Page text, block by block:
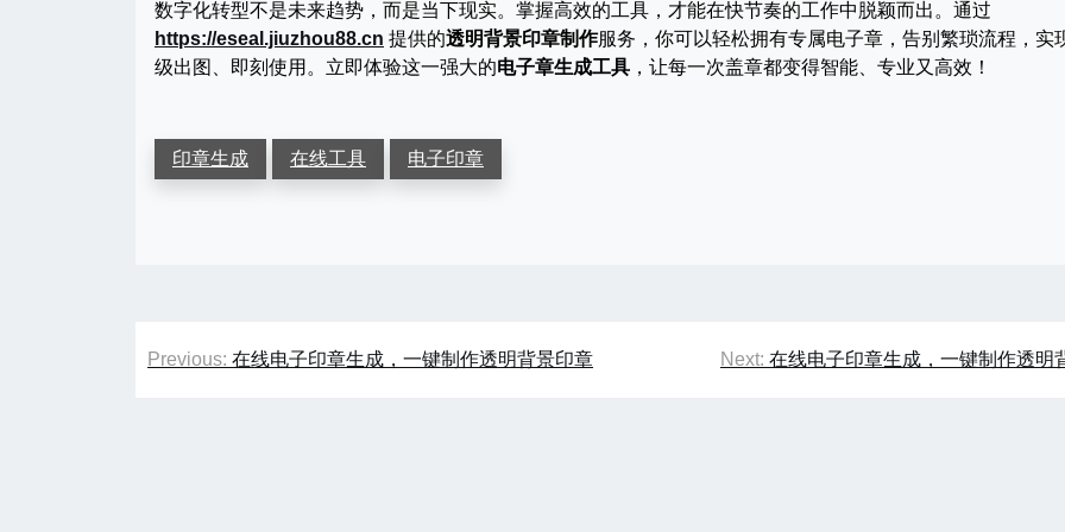
数字化转型不是未来趋势，而是当下现实。掌握高效的工具，才能在快节奏的工作中脱颖而出。通过
https://eseal.jiuzhou88.cn 提供的透明背景印章制作服务，你可以轻松拥有专属电子章，告别繁琐流程，实
级出图、即刻使用。立即体验这一强大的电子章生成工具 ，让每一次盖章都变得智能、专业又高效！
印章生成 在线工具 电子印章
文
Previous: 在线电子印章生成，一键制作透明背景印章 Next: 在线电子印章生成，一键制作透明